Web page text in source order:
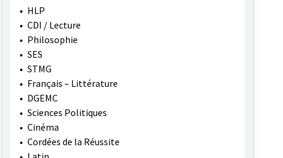
• HLP
• CDI / Lecture
• Philosophie
• SES
• STMG
• Français – Littérature
• DGEMC
• Sciences Politiques
• Cinéma
• Cordées de la Réussite